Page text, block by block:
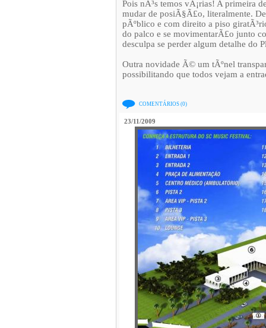
Pois nÃ³s temos vÃ¡rias! A primeira
mudar de posiÃ§Ã£o, literalmente.
pÃºblico e com direito a piso
do palco e se movimentarÃ£o junto
desculpa se perder algum detalhe do
Outra novidade Ã© um tÃºnel
possibilitando que todos vejam a
COMENTÁRIOS (0)
23/11/2009